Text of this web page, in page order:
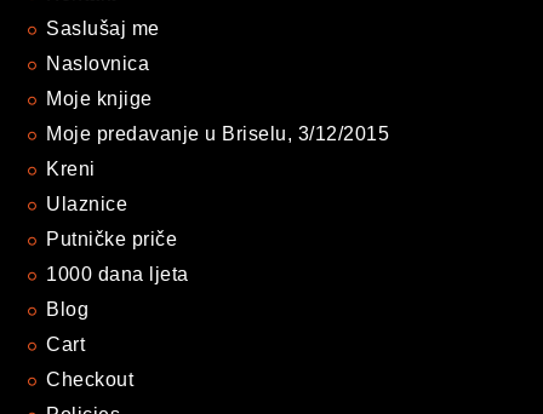
Saslušaj me
Naslovnica
Moje knjige
Moje predavanje u Briselu, 3/12/2015
Kreni
Ulaznice
Putničke priče
1000 dana ljeta
Blog
Cart
Checkout